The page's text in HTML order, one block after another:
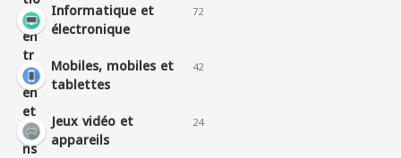
Informatique et
électronique
72
Mobiles, mobiles et
tablettes
42
Jeux vidéo et
appareils
24